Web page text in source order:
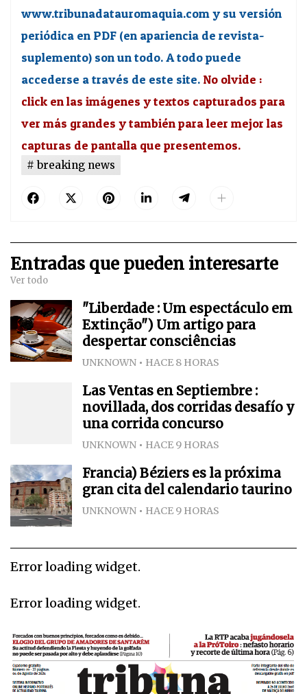
www.tribunadatauromaquia.com y su versión
periódica en PDF (en apariencia de revista-
suplemento) son un todo. A todo puede
accederse a través de este site. No olvide :
click en las imágenes y textos capturados para
ver más grandes y también para leer mejor las
capturas de pantalla que presentemos.
breaking news
Entradas que pueden interesarte
Ver todo
"Liberdade : Um espectáculo em
Extinção") Um artigo para
despertar consciências
UNKNOWN HACE 8 HORAS
Las Ventas en Septiembre :
novillada, dos corridas desafío y
una corrida concurso
UNKNOWN HACE 9 HORAS
Francia) Béziers es la próxima
gran cita del calendario taurino
UNKNOWN HACE 9 HORAS
Error loading widget.
Error loading widget.